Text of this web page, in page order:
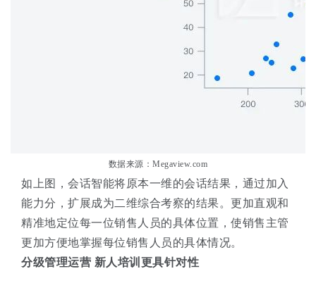
数据来源：Megaview.com
如上图，会话智能将原本一维的会话结果，通过加入
能力分，扩展成为二维综合考察的结果。更加直观和
精准地定位每一位销售人员的具体位置，使销售主管
更加方便地掌握每位销售人员的具体情况。
分级管理运营 新人培训更具针对性